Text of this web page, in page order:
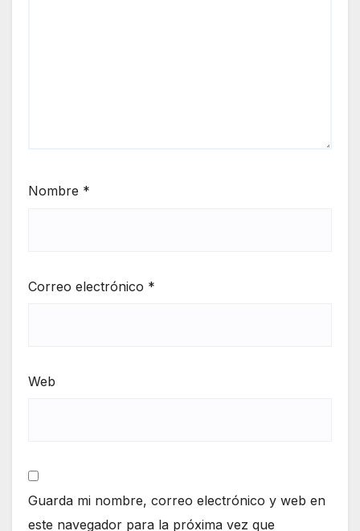
Nombre *
Correo electrónico *
Web
Guarda mi nombre, correo electrónico y web en
este navegador para la próxima vez que